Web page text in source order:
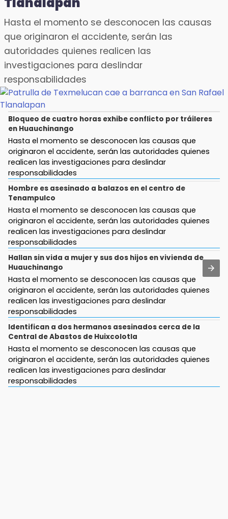
19:09
Checo y Cadillac, en blanco antes del parón
19:00
SSP pagará 63 millones por mantenimiento a
cámaras y luminaria del Periférico
18:14
Remesas en Puebla incrementan 3.9% en
primer semestre de 2026
18:12
Rayo provoca incendio en un pino al sur de la
ciudad de Atlixco
17:49
Revista Cuetlaxcoapan difunde hallazgos
arqueológicos en Puebla
17:43
San Martín Texmelucan reforzará revisiones a
centros de carburación tras fuga de gas
17:39
Padres de familia y alumnos de AMIZ exigen que
la institución siga operando
17:13
Tetela de Ocampo presume el chile en nogada
más auténtico de la Sierra Norte
17:11
¡México aplasta a Panamá y va por el oro en
Santo Domingo 2026!
16:57
Carlos Manzo
Jul 30 , 14:35
FILIP 2026 reúne en Puebla a más de 70
expositores
Jul 30 , 17:08
Sitiavw convoca a trabajadores a prepararse
para posible huelga
Jul 30 , 17:32
Bárbara de Regil desata burlas por confundir a
Marvel con DC Comics
Jul 30 , 15:42
Identifican como Gilberto Pérez al levantado
en San Antonio Mihuacán
Jul 30 , 11:02
Puerco, lechuga y frijoles: intoxicación masiva
sacude a la UCIPS
Jul 30 , 16:50
¿Eres ARMY? Estas tiendas venderán las Oreo
edición BTS en Puebla
Jul 30 , 12:01
¿Estudias en una escuela militarizada? Esto
debes hacer tras la orden de la SEP
Jul 30 , 13:40
Artistas de Izúcar podrán solicitar apoyos de
hasta 70 mil pesos con Equiparte
Jul 30 , 14:45
Concacaf rechaza plan de la FIFA para vender
participación de sus torneos
Hasta el momento se desconocen las causas
que originaron el accidente, serán las
autoridades quienes realicen las
investigaciones para deslindar
responsabilidades
Bloqueo de cuatro horas exhibe conflicto por tráileres
en Huauchinango
Hasta el momento se desconocen las causas que
originaron el accidente, serán las autoridades quienes
realicen las investigaciones para deslindar
responsabilidades
Hombre es asesinado a balazos en el centro de
Tenampulco
Hasta el momento se desconocen las causas que
originaron el accidente, serán las autoridades quienes
realicen las investigaciones para deslindar
responsabilidades
Hallan sin vida a mujer y sus dos hijos en vivienda de
Huauchinango
Hasta el momento se desconocen las causas que
originaron el accidente, serán las autoridades quienes
realicen las investigaciones para deslindar
responsabilidades
Identifican a dos hermanos asesinados cerca de la
Central de Abastos de Huixcolotla
Hasta el momento se desconocen las causas que
originaron el accidente, serán las autoridades quienes
realicen las investigaciones para deslindar
responsabilidades